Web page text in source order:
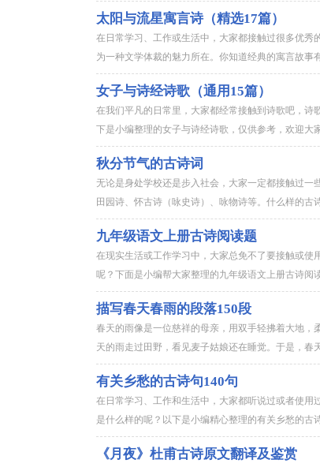
太阳与流星寓言诗（精选17篇）
在日常学习、工作或生活中，大家都接触过很多优
为一种文学体裁的魅力所在。你知道经典的寓言故事
女子与诗经诗歌（通用15篇）
在我们平凡的日常里，大家都经常接触到诗歌吧，
下是小编整理的女子与诗经诗歌，仅供参考，欢
秋分节气的古诗词
无论是身处学校还是步入社会，大家一定都接触过
田园诗、怀古诗（咏史诗）、咏物诗等。什么样的古
九年级语文上册古诗阅读题
在现实生活或工作学习中，大家总免不了要接触或
呢？下面是小编帮大家整理的九年级语文上册古诗阅
描写春天春雨的段落150段
春天的雨像是一位慈祥的母亲，用双手轻拂着大地
天的雨走过田野，看见麦子姑娘还在睡觉。于是，春
有关乡愁的古诗句140句
在日常学习、工作和生活中，大家都听说过或者使
是什么样的呢？以下是小编精心整理的有关乡愁的古
《月夜》杜甫古诗原文翻译及鉴赏